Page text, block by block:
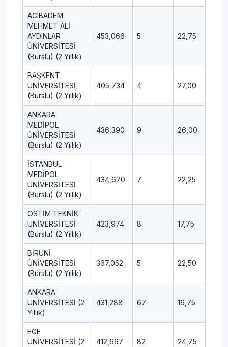
ACIBADEM
MEHMET ALİ
AYDINLAR
ÜNİVERSİTESİ
(Burslu) (2 Yıllık)
453,066 5 22,75
BAŞKENT
ÜNİVERSİTESİ
(Burslu) (2 Yıllık)
405,734 4 27,00
ANKARA
MEDİPOL
ÜNİVERSİTESİ
(Burslu) (2 Yıllık)
436,390 9 26,00
İSTANBUL
MEDİPOL
ÜNİVERSİTESİ
(Burslu) (2 Yıllık)
434,670 7 22,25
OSTİM TEKNİK
ÜNİVERSİTESİ
(Burslu) (2 Yıllık)
423,974 8 17,75
BİRUNİ
ÜNİVERSİTESİ
(Burslu) (2 Yıllık)
367,052 5 22,50
ANKARA
ÜNİVERSİTESİ (2
Yıllık)
431,288 67 16,75
EGE
ÜNİVERSİTESİ (2
412,667 82 24,75